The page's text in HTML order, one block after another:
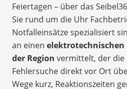
Feiertagen – über das
Sie rund um die Uhr
Notfalleinsätze spezialisiert
an einen
der Region vermittelt, der
Fehlersuche direkt vor Ort
Wege kurz, Reaktionszeiten